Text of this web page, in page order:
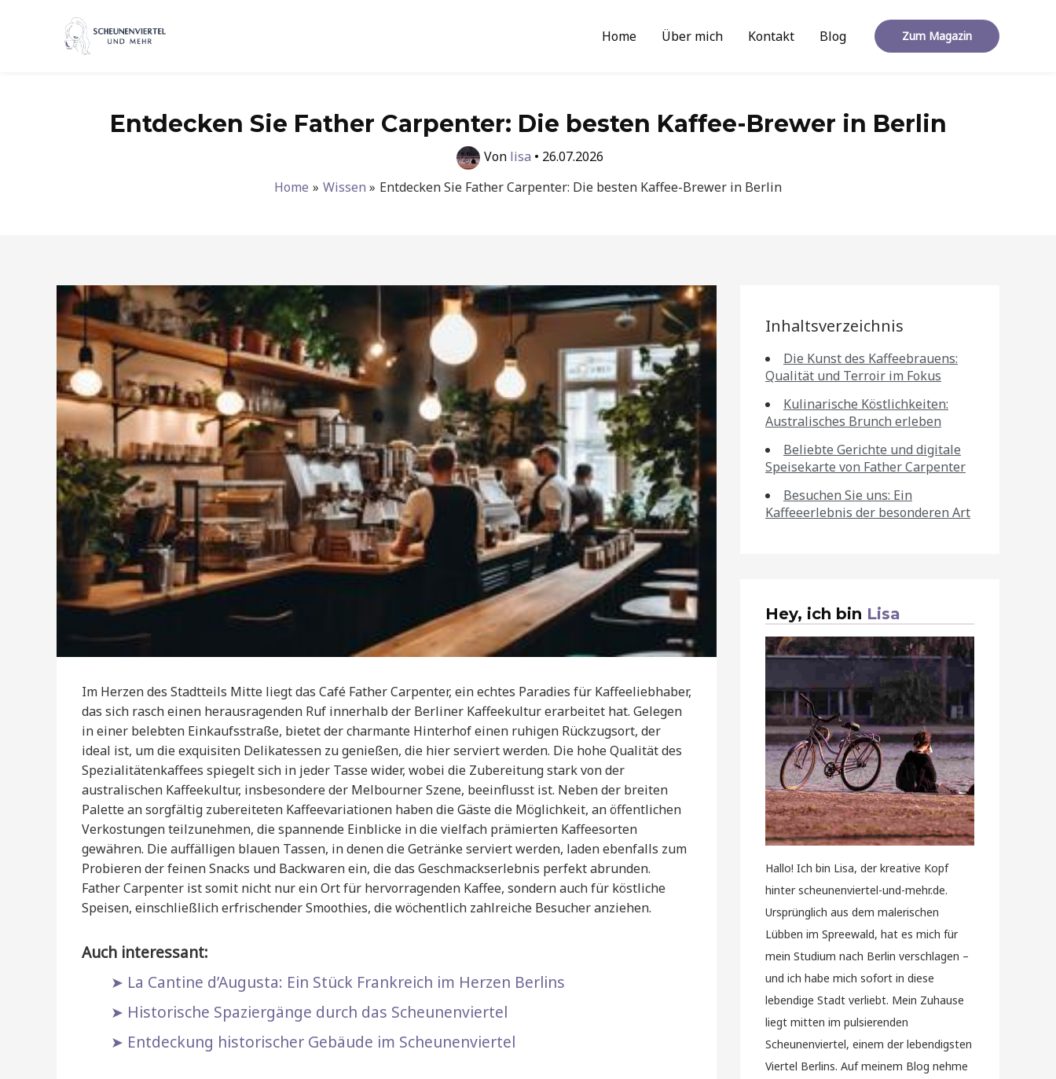
Home Über mich Kontakt Blog Zum Magazin
Entdecken Sie Father Carpenter: Die besten Kaffee-Brewer in Berlin
Von lisa • 26.07.2026
Home
Wissen Entdecken Sie Father Carpenter: Die besten Kaffee-Brewer in Berlin
Im Herzen des Stadtteils Mitte liegt das Café Father Carpenter, ein echtes Paradies für Kaffeeliebhaber,
das sich rasch einen herausragenden Ruf innerhalb der Berliner Kaffeekultur erarbeitet hat. Gelegen
in einer belebten Einkaufsstraße, bietet der charmante Hinterhof einen ruhigen Rückzugsort, der
ideal ist, um die exquisiten Delikatessen zu genießen, die hier serviert werden. Die hohe Qualität des
Spezialitätenkaffees spiegelt sich in jeder Tasse wider, wobei die Zubereitung stark von der
australischen Kaffeekultur, insbesondere der Melbourner Szene, beeinflusst ist. Neben der breiten
Palette an sorgfältig zubereiteten Kaffeevariationen haben die Gäste die Möglichkeit, an öffentlichen
Verkostungen teilzunehmen, die spannende Einblicke in die vielfach prämierten Kaffeesorten
gewähren. Die auffälligen blauen Tassen, in denen die Getränke serviert werden, laden ebenfalls zum
Probieren der feinen Snacks und Backwaren ein, die das Geschmackserlebnis perfekt abrunden.
Father Carpenter ist somit nicht nur ein Ort für hervorragenden Kaffee, sondern auch für köstliche
Speisen, einschließlich erfrischender Smoothies, die wöchentlich zahlreiche Besucher anziehen.
Auch interessant:
La Cantine d’Augusta: Ein Stück Frankreich im Herzen Berlins
Historische Spaziergänge durch das Scheunenviertel
Entdeckung historischer Gebäude im Scheunenviertel
Inhaltsverzeichnis
Die Kunst des Kaffeebrauens:
Qualität und Terroir im Fokus
Kulinarische Köstlichkeiten:
Australisches Brunch erleben
Beliebte Gerichte und digitale
Speisekarte von Father Carpenter
Besuchen Sie uns: Ein
Kaffeeerlebnis der besonderen Art
Hey, ich bin Lisa
Hallo! Ich bin Lisa, der kreative Kopf
hinter scheunenviertel-und-mehr.de.
Ursprünglich aus dem malerischen
Lübben im Spreewald, hat es mich für
mein Studium nach Berlin verschlagen –
und ich habe mich sofort in diese
lebendige Stadt verliebt. Mein Zuhause
liegt mitten im pulsierenden
Scheunenviertel, einem der lebendigsten
Viertel Berlins. Auf meinem Blog nehme